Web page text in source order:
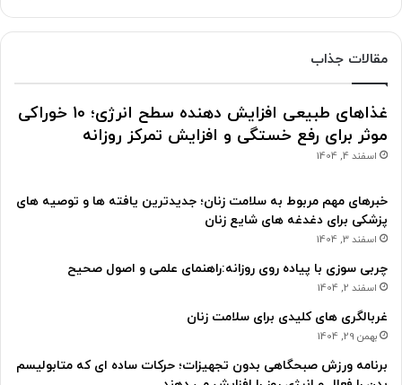
مقالات جذاب
غذاهای طبیعی افزایش دهنده سطح انرژی؛ 10 خوراکی
موثر برای رفع خستگی و افزایش تمرکز روزانه
اسفند 4, 1404
خبرهای مهم مربوط به سلامت زنان؛ جدیدترین یافته ها و توصیه های
پزشکی برای دغدغه های شایع زنان
اسفند 3, 1404
چربی سوزی با پیاده روی روزانه:راهنمای علمی و اصول صحیح
اسفند 2, 1404
غربالگری های کلیدی برای سلامت زنان
بهمن 29, 1404
برنامه ورزش صبحگاهی بدون تجهیزات؛ حرکات ساده ای که متابولیسم